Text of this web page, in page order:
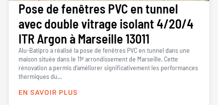
Pose de fenêtres PVC en tunnel
avec double vitrage isolant 4/20/4
ITR Argon à Marseille 13011
Alu-Batipro a réalisé la pose de fenêtres PVC en tunnel dans une
maison située dans le 11ᵉ arrondissement de Marseille. Cette
rénovation a permis d’améliorer significativement les performances
thermiques du...
EN SAVOIR PLUS